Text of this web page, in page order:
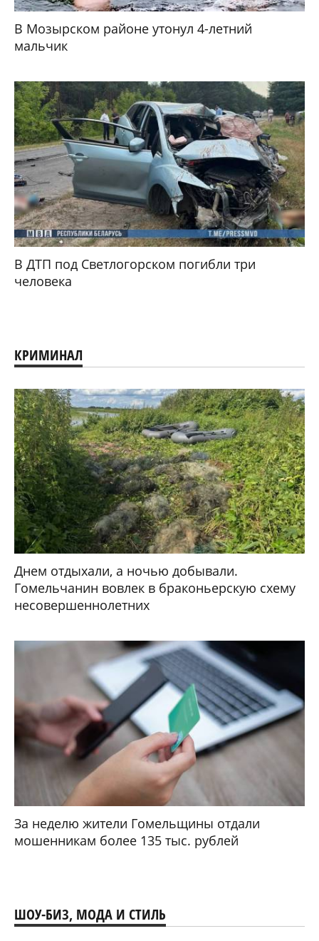
В Мозырском районе утонул 4-летний
мальчик
В ДТП под Светлогорском погибли три
человека
КРИМИНАЛ
Днем отдыхали, а ночью добывали.
Гомельчанин вовлек в браконьерскую схему
несовершеннолетних
За неделю жители Гомельщины отдали
мошенникам более 135 тыс. рублей
ШОУ-БИЗ, МОДА И СТИЛЬ